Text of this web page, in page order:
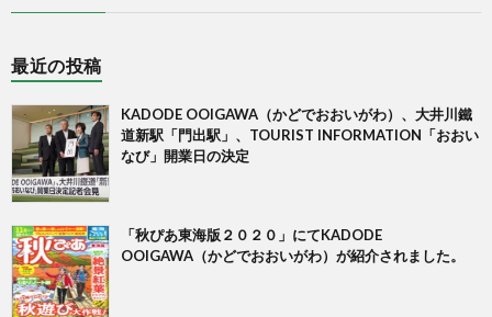
最近の投稿
KADODE OOIGAWA（かどでおおいがわ）、大井川鐵
道新駅「門出駅」、TOURIST INFORMATION「おおい
なび」開業日の決定
「秋ぴあ東海版２０２０」にてKADODE
OOIGAWA（かどでおおいがわ）が紹介されました。